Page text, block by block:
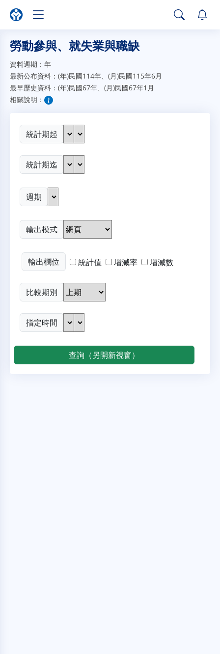
勞動參與、就失業與職缺
資料週期： 年
最新公布資料： (年)民國114年、(月)民國115年6月
最早歷史資料： (年)民國67年、(月)民國67年1月
相關說明：
統計期起
統計期迄
週期
輸出模式
輸出欄位 統計值 增減率 增減數
比較期別
指定時間
查詢（另開新視窗）